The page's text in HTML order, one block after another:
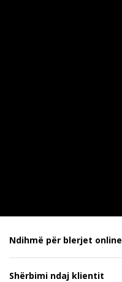
Ndihmë për blerjet online
Shërbimi ndaj klientit